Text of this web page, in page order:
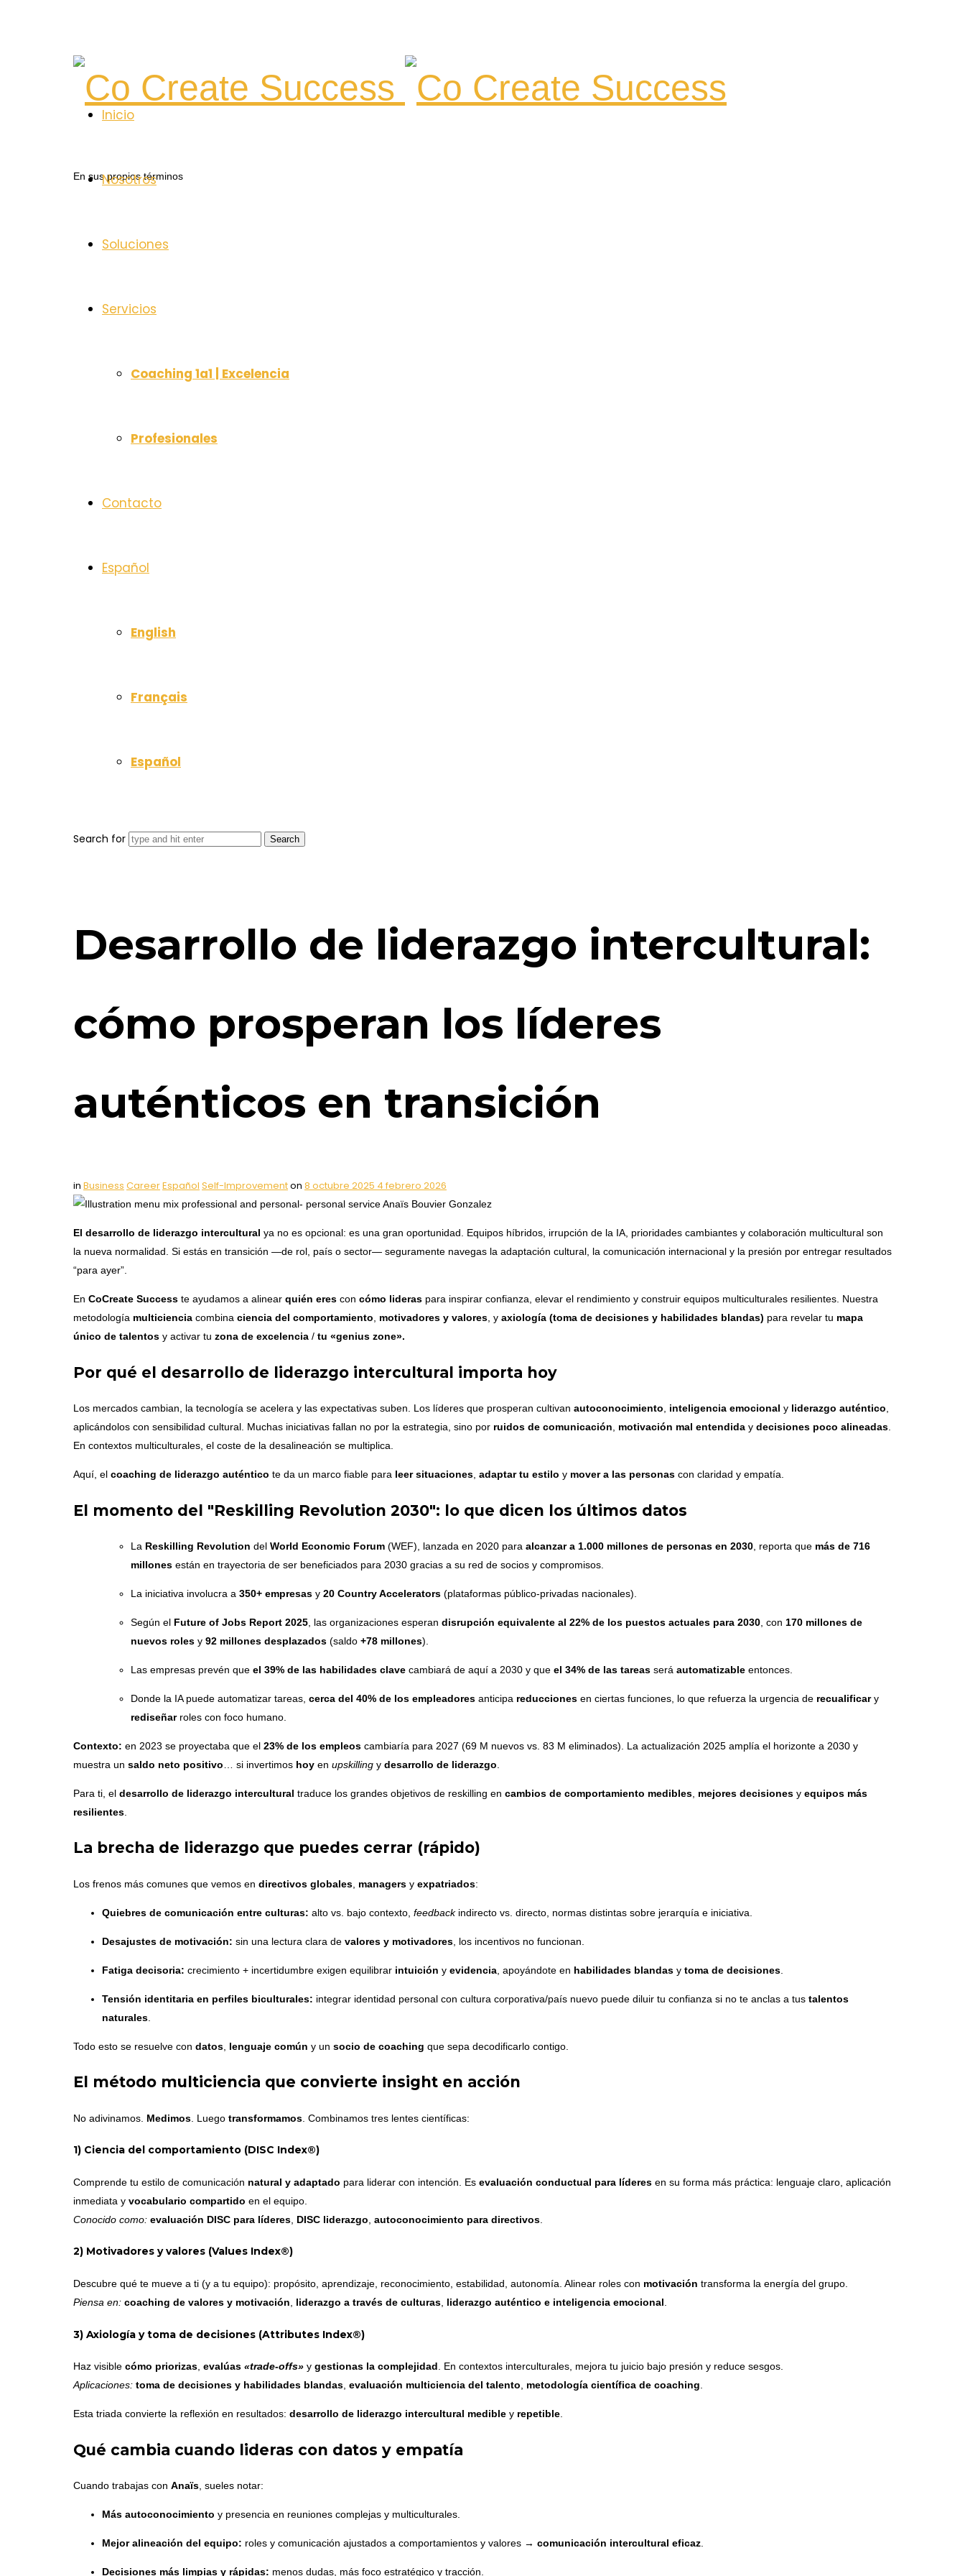
Co
En sus propios términos
Inicio
Nosotros
Soluciones
Servicios
Coaching 1a1 | Excelencia
Profesionales
Contacto
Español
English
Français
Español
Search for
Desarrollo de liderazgo intercultural:
cómo prosperan los líderes
auténticos en transición
in Business CareerEspañol Self-Improvementon 8 octubre 2025 4 febrero 2026
El desarrollo de liderazgo intercultural ya no es opcional: es una gran oportunidad. Equipos híbridos, irrupción de la IA, prioridades cambiantes y colaboración multicultural son
la nueva normalidad. Si estás en transición —de rol, país o sector— seguramente navegas la adaptación cultural, la comunicación internacional y la presión por entregar resultados
“para ayer”.
En CoCreate Success te ayudamos a alinear quién eres con cómo lideras para inspirar confianza, elevar el rendimiento y construir equipos multiculturales resilientes. Nuestra
metodología multiciencia combina ciencia del comportamiento, motivadores y valores, y axiología (toma de decisiones y habilidades blandas) para revelar tu mapa
único de talentos y activar tu zona de excelencia / tu «genius zone».
Por qué el desarrollo de liderazgo intercultural importa hoy
Los mercados cambian, la tecnología se acelera y las expectativas suben. Los líderes que prosperan cultivan autoconocimiento inteligencia emocional y liderazgo auténtico
aplicándolos con sensibilidad cultural. Muchas iniciativas fallan no por la estrategia, sino por ruidos de comunicación motivación mal entendida y decisiones poco alineadas
En contextos multiculturales, el coste de la desalineación se multiplica.
Aquí, el coaching de liderazgo auténtico te da un marco fiable para leer situaciones adaptar tu estilo y mover a las personas con claridad y empatía.
El momento del "Reskilling Revolution 2030": lo que dicen los últimos datos
La Reskilling Revolution del World Economic Forum (WEF), lanzada en 2020 para alcanzar a 1.000 millones de personas en 2030 , reporta que más de 716
millones están en trayectoria de ser beneficiados para 2030 gracias a su red de socios y compromisos.
La iniciativa involucra a 350+ empresas y 20 Country Accelerators (plataformas público-privadas nacionales).
Según el Future of Jobs Report 2025 , las organizaciones esperan disrupción equivalente al 22% de los puestos actuales para 2030 , con 170 millones de
nuevos roles y 92 millones desplazados (saldo +78 millones).
Las empresas prevén que el 39% de las habilidades clave cambiará de aquí a 2030 y que el 34% de las tareas será automatizable entonces.
Donde la IA puede automatizar tareas, cerca del 40% de los empleadores anticipa reducciones en ciertas funciones, lo que refuerza la urgencia de recualificary
rediseñarroles con foco humano.
Contexto: en 2023 se proyectaba que el 23% de los empleos cambiaría para 2027 (69 M nuevos vs. 83 M eliminados). La actualización 2025 amplía el horizonte a 2030 y
muestra un saldo neto positivo … si invertimos hoy en upskilling y desarrollo de liderazgo
Para ti, el desarrollo de liderazgo intercultural traduce los grandes objetivos de reskilling en cambios de comportamiento medibles mejores decisiones y equipos más
resilientes
La brecha de liderazgo que puedes cerrar (rápido)
Los frenos más comunes que vemos en directivos globales managers y expatriados:
Quiebres de comunicación entre culturas: alto vs. bajo contexto, feedbackindirecto vs. directo, normas distintas sobre jerarquía e iniciativa.
Desajustes de motivación: sin una lectura clara de valores y motivadores , los incentivos no funcionan.
Fatiga decisoria: crecimiento + incertidumbre exigen equilibrar intuición y evidencia , apoyándote en habilidades blandas y toma de decisiones
Tensión identitaria en perfiles biculturales: integrar identidad personal con cultura corporativa/país nuevo puede diluir tu confianza si no te anclas a tus talentos
naturales
Todo esto se resuelve con datos lenguaje común y un socio de coaching que sepa decodificarlo contigo.
El método multiciencia que convierte insight en acción
No adivinamos. Medimos . Luego transformamos . Combinamos tres lentes científicas:
1) Ciencia del comportamiento (DISC Index®)
Comprende tu estilo de comunicación natural y adaptado para liderar con intención. Es evaluación conductual para líderes en su forma más práctica: lenguaje claro, aplicación
inmediata y vocabulario compartido en el equipo.
Conocido como: evaluación DISC para líderes DISC liderazgo autoconocimiento para directivos
2) Motivadores y valores (Values Index®)
Descubre qué te mueve a ti (y a tu equipo): propósito, aprendizaje, reconocimiento, estabilidad, autonomía. Alinear roles con motivación transforma la energía del grupo.
Piensa en: coaching de valores y motivación liderazgo a través de culturas liderazgo auténtico e inteligencia emocional
3) Axiología y toma de decisiones (Attributes Index®)
Haz visible cómo priorizas, evalúas «trade-offs» y gestionas la complejidad. En contextos interculturales, mejora tu juicio bajo presión y reduce sesgos.
Aplicaciones: toma de decisiones y habilidades blandas, evaluación multiciencia del talento, metodología científica de coaching.
Esta triada convierte la reflexión en resultados: desarrollo de liderazgo intercultural medible y repetible.
Qué cambia cuando lideras con datos y empatía
Cuando trabajas con Anaïs , sueles notar:
Más autoconocimiento y presencia en reuniones complejas y multiculturales.
Mejor alineación del equipo: roles y comunicación ajustados a comportamientos y valores → comunicación intercultural eficaz
Decisiones más limpias y rápidas: menos dudas, más foco estratégico y tracción.